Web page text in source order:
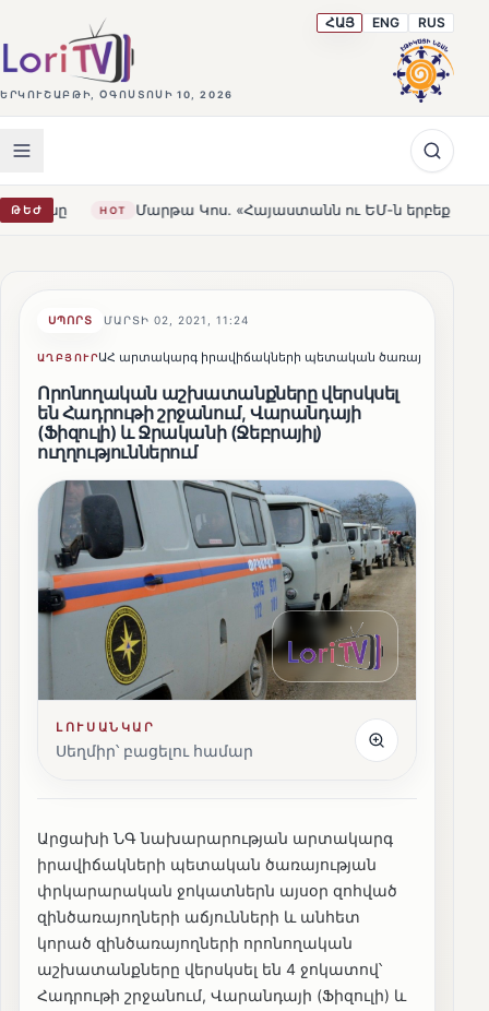
ԵՐԿՈՒՇԱԲԹԻ, ՕԳՈՍՏՈՍԻ 10, 2026
ՀԱՅ ENG RUS
ԹԵԺ
HOT Մարթա Կոս. «Հայաստանն ու ԵՄ-ն երբեք այսքան մոտ չեն
ՍՊՈՐՏ ՄԱՐՏԻ 02, 2021, 11:24
ԱՂԲՅՈՒՐԱՀ արտակարգ իրավիճակների պետական ծառայություն
Որոնողական աշխատանքները վերսկսել
են Հադրութի շրջանում, Վարանդայի
(Ֆիզուլի) և Ջրականի (Ջեբրայիլ)
ուղղություններում
ԼՈՒՍԱՆԿԱՐ
Սեղմիր՝ բացելու համար
Արցախի ՆԳ նախարարության արտակարգ
իրավիճակների պետական ծառայության
փրկարարական ջոկատներն այսօր զոհված
զինծառայողների աճյունների և անհետ
կորած զինծառայողների որոնողական
աշխատանքները վերսկսել են 4 ջոկատով՝
Հադրութի շրջանում, Վարանդայի (Ֆիզուլի) և